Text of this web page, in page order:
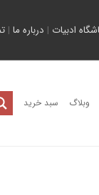
ادبیات | درباره ما |
وبلاگ سبد خرید